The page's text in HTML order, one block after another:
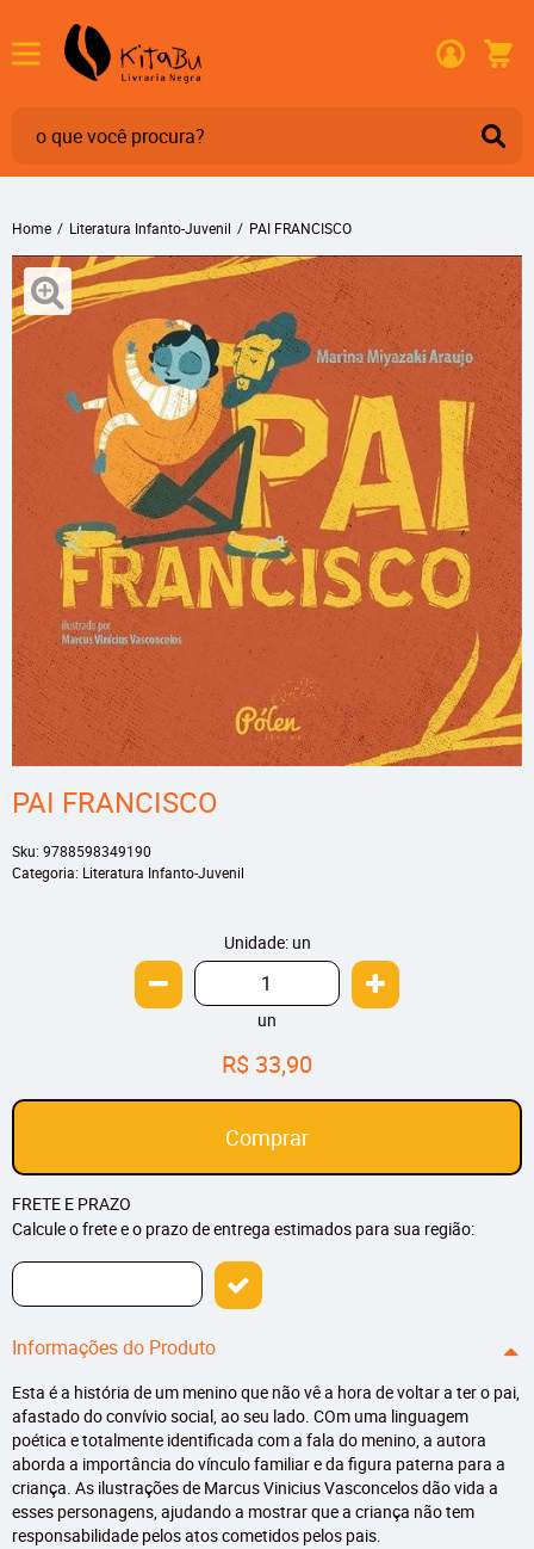
Home Literatura Infanto-Juvenil PAI FRANCISCO
PAI FRANCISCO
Sku: 9788598349190
Categoria: Literatura Infanto-Juvenil
Unidade: un
un
R$ 33,90
Comprar
FRETE E PRAZO
Calcule o frete e o prazo de entrega estimados para sua região:
Informações do Produto
Esta é a história de um menino que não vê a hora de voltar a ter o pai,
afastado do convívio social, ao seu lado. COm uma linguagem
poética e totalmente identificada com a fala do menino, a autora
aborda a importância do vínculo familiar e da figura paterna para a
criança. As ilustrações de Marcus Vinicius Vasconcelos dão vida a
esses personagens, ajudando a mostrar que a criança não tem
responsabilidade pelos atos cometidos pelos pais.